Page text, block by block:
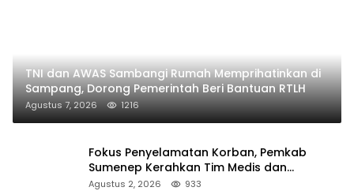
TNI dan AWAS Sambangi Rumah Memprihatinkan di
Sampang, Dorong Pemerintah Beri Bantuan RTLH
Agustus 7, 2026 1216
Fokus Penyelamatan Korban, Pemkab
Sumenep Kerahkan Tim Medis dan
Ambulans ke Pelabuhan Kalianget
Agustus 2, 2026 933